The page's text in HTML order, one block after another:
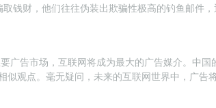
钱财，他们往往伪装出欺骗性极高的钓鱼邮件，
广告市场，互联网将成为最大的广告媒介。中国
似观点。毫无疑问，未来的互联网世界中，广告